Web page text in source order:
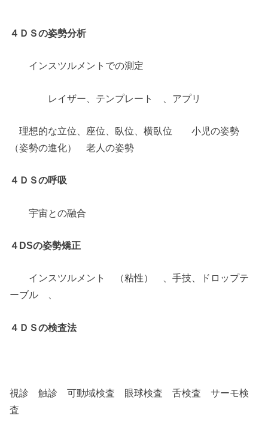
４ＤＳの姿勢分析
インスツルメントでの測定
レイザー、テンプレート 、アプリ
理想的な立位、座位、臥位、横臥位 小児の姿勢
（姿勢の進化） 老人の姿勢
４ＤＳの呼吸
宇宙との融合
４DSの姿勢矯正
インスツルメント （粘性） 、手技、ドロップテ
ーブル 、
４ＤＳの検査法
視診 触診 可動域検査 眼球検査 舌検査 サーモ検
査